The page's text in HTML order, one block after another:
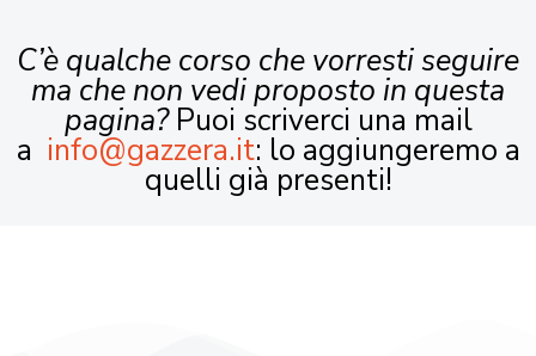
C’è qualche corso che vorresti seguire
ma che non vedi proposto in questa
pagina?Puoi scriverci una mail
a info@gazzera.it: lo aggiungeremo a
quelli già presenti!